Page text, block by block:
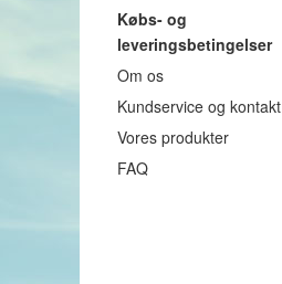
Købs- og
leveringsbetingelser
Om os
Kundservice og kontakt
Vores produkter
FAQ